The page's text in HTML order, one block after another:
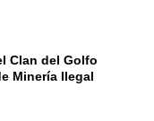
Clan del Golfo
Minería Ilegal